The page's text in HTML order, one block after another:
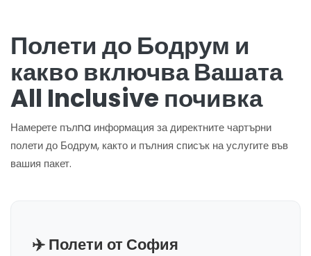
Полети до Бодрум и
какво включва Вашата
All Inclusive почивка
Намерете пълna информация за директните чартърни
полети до Бодрум, както и пълния списък на услугите във
вашия пакет.
✈️ Полети от София